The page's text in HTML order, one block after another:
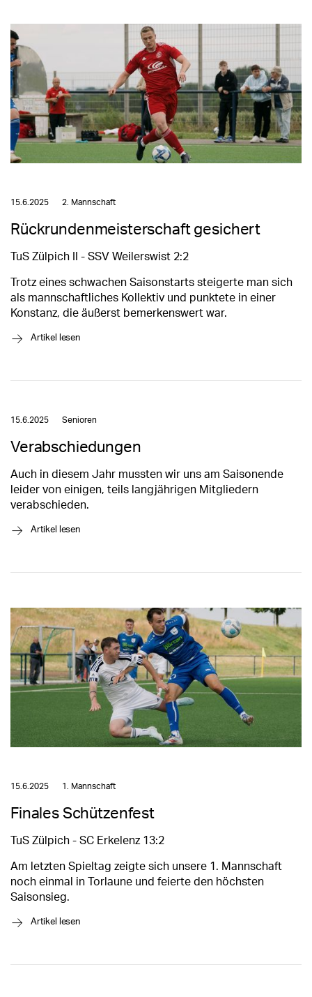
15.6.2025 2. Mannschaft
Rückrundenmeisterschaft gesichert
TuS Zülpich II - SSV Weilerswist 2:2
Trotz eines schwachen Saisonstarts steigerte man sich
als mannschaftliches Kollektiv und punktete in einer
Konstanz, die äußerst bemerkenswert war.
→ Artikel lesen
15.6.2025 Senioren
Verabschiedungen
Auch in diesem Jahr mussten wir uns am Saisonende
leider von einigen, teils langjährigen Mitgliedern
verabschieden.
→ Artikel lesen
15.6.2025 1. Mannschaft
Finales Schützenfest
TuS Zülpich - SC Erkelenz 13:2
Am letzten Spieltag zeigte sich unsere 1. Mannschaft
noch einmal in Torlaune und feierte den höchsten
Saisonsieg.
→ Artikel lesen